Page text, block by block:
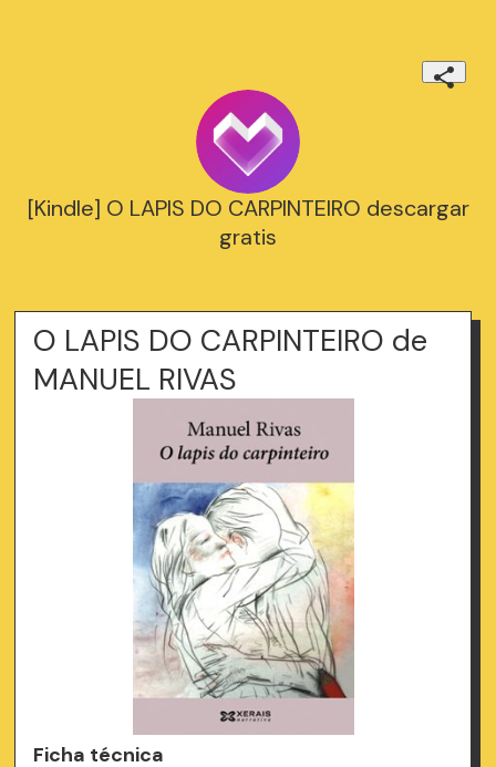
[Kindle] O LAPIS DO CARPINTEIRO descargar
gratis
O LAPIS DO CARPINTEIRO de
MANUEL RIVAS
Ficha técnica